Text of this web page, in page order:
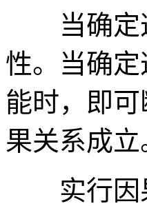
当确定这
性。当确
能时，即
果关系成立
实行因果